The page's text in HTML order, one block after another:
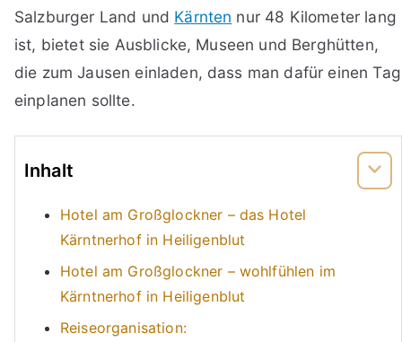
Salzburger Land und Kärnten nur 48 Kilometer lang
ist, bietet sie Ausblicke, Museen und Berghütten,
die zum Jausen einladen, dass man dafür einen Tag
einplanen sollte.
Inhalt
Hotel am Großglockner – das Hotel
Kärntnerhof in Heiligenblut
Hotel am Großglockner – wohlfühlen im
Kärntnerhof in Heiligenblut
Reiseorganisation: